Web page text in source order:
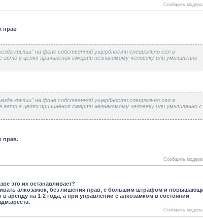
Сообщить
прав
крыши" на фоне собственной ущербности специально сел в
в целях причинения смерти незнакомому человеку или умышленно
крыши" на фоне собственной ущербности специально сел в
в целях причинения смерти незнакомому человеку или умышленно с
прав.
Сообщить
это их останавливает?
алкозамок, без лишения прав, с большим штрафом и
на 1-2 года, а при управлении с алкозамком в состоянии
Сообщить